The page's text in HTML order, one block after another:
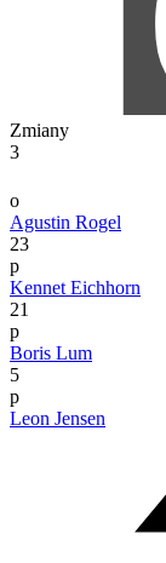
Zmiany
3
o
Agustin Rogel
23
p
Kennet Eichhorn
21
p
Boris Lum
5
p
Leon Jensen